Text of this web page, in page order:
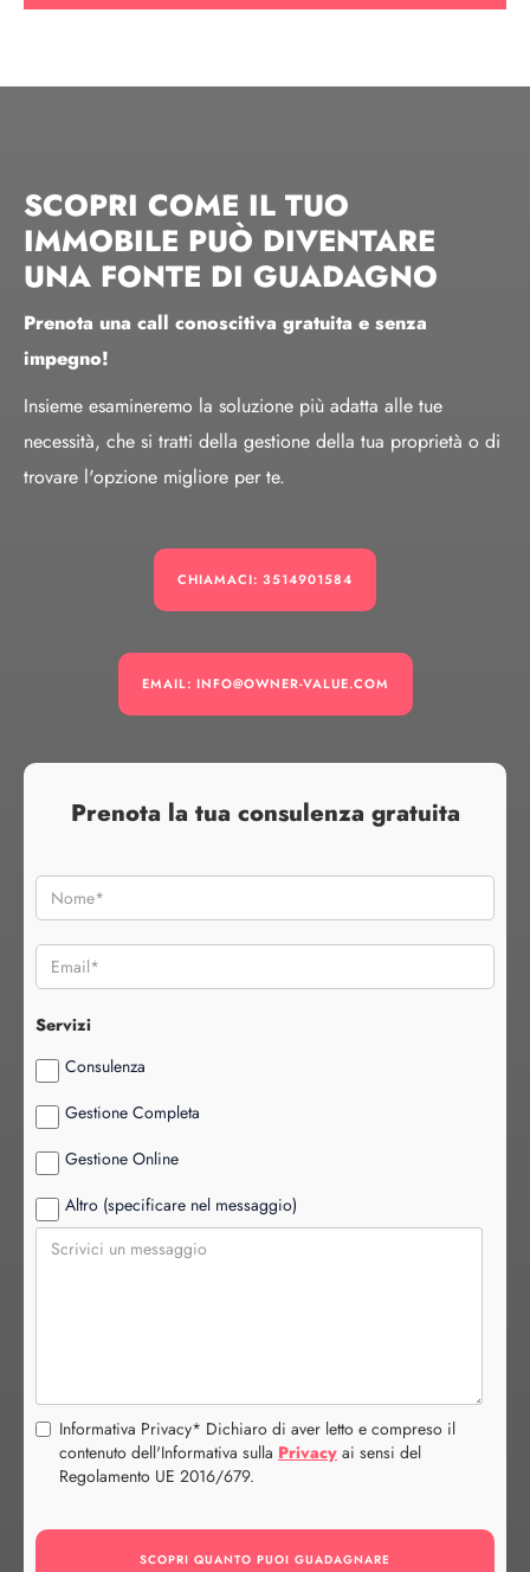
SCOPRI COME IL TUO
IMMOBILE PUÒ DIVENTARE
UNA FONTE DI GUADAGNO
Prenota una call conoscitiva gratuita e senza
impegno!
Insieme esamineremo la soluzione più adatta alle tue
necessità, che si tratti della gestione della tua proprietà o di
trovare l'opzione migliore per te.
CHIAMACI: 3514901584
EMAIL: INFO@OWNER-VALUE.COM
Prenota la tua consulenza gratuita
Servizi
Consulenza
Gestione Completa
Gestione Online
Altro (specificare nel messaggio)
Informativa Privacy* Dichiaro di aver letto e compreso il
contenuto dell'Informativa sulla Privacy ai sensi del
Regolamento UE 2016/679.